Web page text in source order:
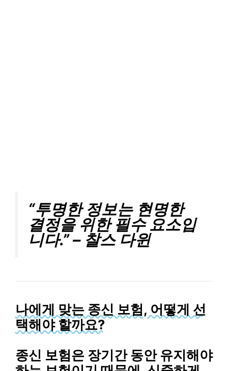
“투명한 정보는 현명한
결정을 위한 필수 요소입
니다.” – 찰스 다윈
나에게 맞는 종신 보험, 어떻게 선
택해야 할까요?
종신 보험은 장기간 동안 유지해야